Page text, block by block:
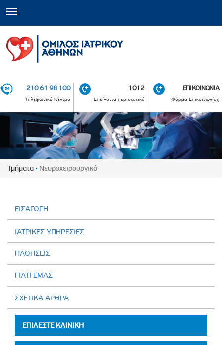
210 61 98 100
Τηλεφωνικό Κέντρο
1012
Επείγοντα περιστατικά
ΕΠΙΚΟΙΝΩΝΙΑ
Φόρμα Επικοινωνίας
Τμήματα Νευροχειρουργικό
ΕΙΣΑΓΩΓΗ
ΙΑΤΡΙΚΕΣ ΥΠΗΡΕΣΙΕΣ
ΠΑΘΗΣΕΙΣ
ΓΙΑΤΙ ΕΜΑΣ
ΣΧΕΤΙΚΑ ΑΡΘΡΑ
ΕΠΙΛΕΞΤΕ ΚΛΙΝΙΚΗ